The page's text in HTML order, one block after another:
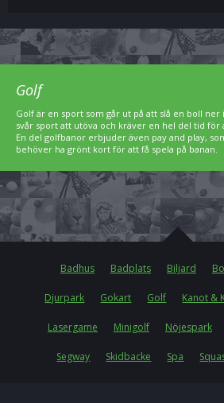
Golf
Golf är en sport som går ut på att slå en boll
svår sport att utöva och kräver en hel del tid för
En del golfbanor erbjuder även pay and play,
behöver ha grönt kort för att få spela på banan.
Badhus Badplats Biljard
Djurpark Gokart Golf Kanot &
Lasergame Minigolf Nöjespark
Segway Skidbacke Spa